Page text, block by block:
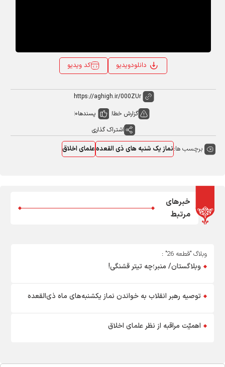
کد ویدیو دانلودویدیو
گزارش خطا پسندها0
اشتراک گذاری
برچسب ها:نماز یک شنبه های ذی القعدهعلمای اخلاق
خبرهای
مرتبط
وبلاگ "قطعه 26" :
وبلاگستان/ منبر؛چه تیتر قشنگی!
توصیه رهبر انقلاب به خواندن نماز یکشنبه‌های ماه ذی‌القعده
اهمیّت مراقبه از نظر علمای اخلاق